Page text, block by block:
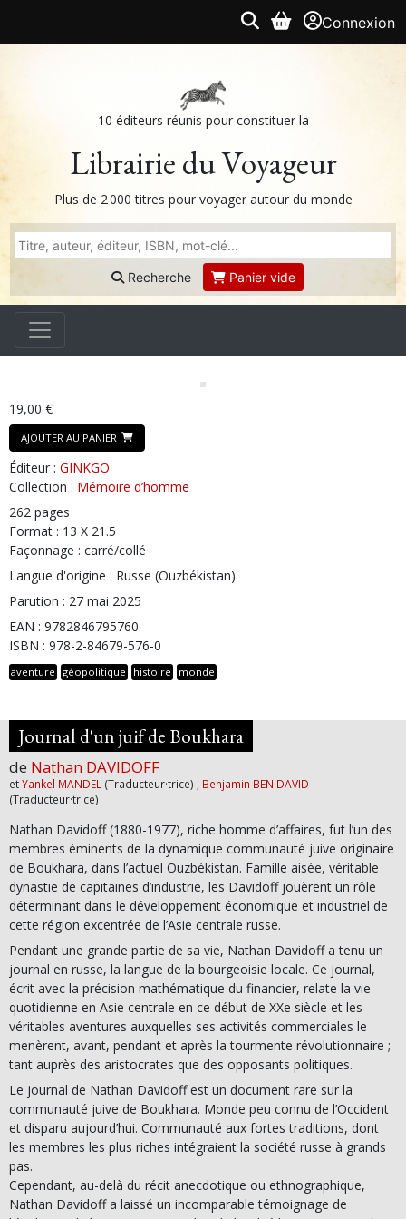
Connexion
10 éditeurs réunis pour constituer la
Librairie du Voyageur
Plus de 2 000 titres pour voyager autour du monde
Recherche Panier vide
19,00 €
AJOUTER AU PANIER
Éditeur : GINKGO
Collection : Mémoire d’homme
262 pages
Format : 13 X 21.5
Façonnage : carré/collé
Langue d'origine : Russe (Ouzbékistan)
Parution : 27 mai 2025
EAN : 9782846795760
ISBN : 978-2-84679-576-0
aventure géopolitique histoire monde
Journal d'un juif de Boukhara
de Nathan DAVIDOFF
etYankel MANDEL (Traducteur·trice) , Benjamin BEN DAVID
(Traducteur·trice)
Nathan Davidoff (1880-1977), riche homme d’affaires, fut l’un des
membres éminents de la dynamique communauté juive originaire
de Boukhara, dans l’actuel Ouzbékistan. Famille aisée, véritable
dynastie de capitaines d’industrie, les Davidoff jouèrent un rôle
déterminant dans le développement économique et industriel de
cette région excentrée de l’Asie centrale russe.
Pendant une grande partie de sa vie, Nathan Davidoff a tenu un
journal en russe, la langue de la bourgeoisie locale. Ce journal,
écrit avec la précision mathématique du financier, relate la vie
quotidienne en Asie centrale en ce début de XXe siècle et les
véritables aventures auxquelles ses activités commerciales le
menèrent, avant, pendant et après la tourmente révolutionnaire ;
tant auprès des aristocrates que des opposants politiques.
Le journal de Nathan Davidoff est un document rare sur la
communauté juive de Boukhara. Monde peu connu de l’Occident
et disparu aujourd’hui. Communauté aux fortes traditions, dont
les membres les plus riches intégraient la société russe à grands
pas.
Cependant, au-delà du récit anecdotique ou ethnographique,
Nathan Davidoff a laissé un incomparable témoignage de